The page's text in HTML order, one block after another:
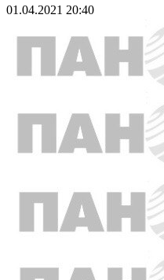
01.04.2021 20:40